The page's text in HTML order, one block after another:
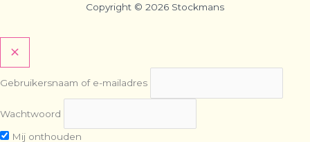
Copyright © 2026 Stockmans
Gebruikersnaam of e-mailadres
Wachtwoord
Mij onthouden